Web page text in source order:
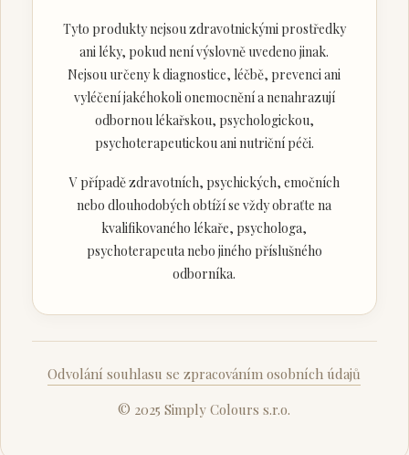
Tyto produkty nejsou zdravotnickými prostředky
ani léky, pokud není výslovně uvedeno jinak.
Nejsou určeny k diagnostice, léčbě, prevenci ani
vyléčení jakéhokoli onemocnění a nenahrazují
odbornou lékařskou, psychologickou,
psychoterapeutickou ani nutriční péči.
V případě zdravotních, psychických, emočních
nebo dlouhodobých obtíží se vždy obraťte na
kvalifikovaného lékaře, psychologa,
psychoterapeuta nebo jiného příslušného
odborníka.
Odvolání souhlasu se zpracováním osobních údajů
© 2025 Simply Colours s.r.o.